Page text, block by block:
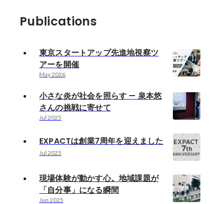
Publications
東京スタートアップ先進地視察ツ
アーを開催
May 2026
小さな炎が社会を照らす — 泉本悠
さんの挑戦に寄せて
Jul 2025
EXPACTは創業7周年を迎えました
Jul 2025
現場体験が動かす心。地域課題が
「自分事」になる瞬間
Jun 2025